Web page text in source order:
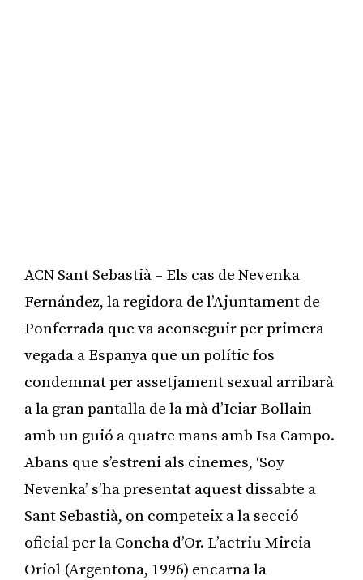
ACN Sant Sebastià – Els cas de Nevenka
Fernández, la regidora de l’Ajuntament de
Ponferrada que va aconseguir per primera
vegada a Espanya que un polític fos
condemnat per assetjament sexual arribarà
a la gran pantalla de la mà d’Iciar Bollain
amb un guió a quatre mans amb Isa Campo.
Abans que s’estreni als cinemes, ‘Soy
Nevenka’ s’ha presentat aquest dissabte a
Sant Sebastià, on competeix a la secció
oficial per la Concha d’Or. L’actriu Mireia
Oriol (Argentona, 1996) encarna la